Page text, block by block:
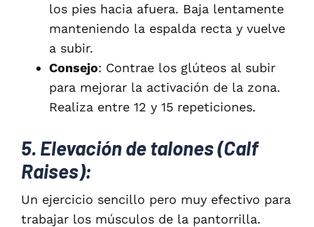
los pies hacia afuera. Baja lentamente
manteniendo la espalda recta y vuelve
a subir.
Consejo: Contrae los glúteos al subir
para mejorar la activación de la zona.
Realiza entre 12 y 15 repeticiones.
5. Elevación de talones (Calf
Raises):
Un ejercicio sencillo pero muy efectivo para
trabajar los músculos de la pantorrilla.